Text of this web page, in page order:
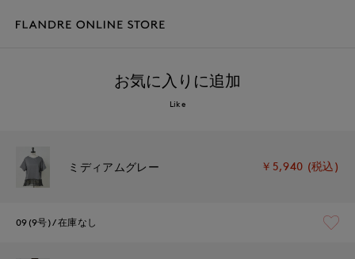
お気に入りに追加
Like
ミディアムグレー ￥5,940 (税込)
09(9号) 在庫なし